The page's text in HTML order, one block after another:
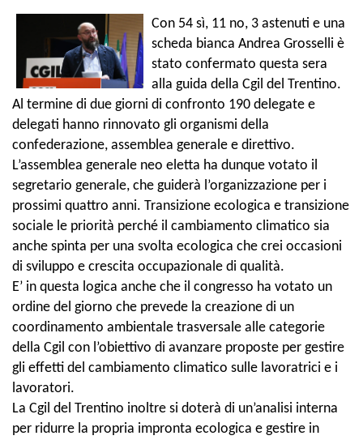
Con 54 sì, 11 no, 3 astenuti e una
scheda bianca Andrea Grosselli è
stato confermato questa sera
alla guida della Cgil del Trentino.
Al termine di due giorni di confronto 190 delegate e
delegati hanno rinnovato gli organismi della
confederazione, assemblea generale e direttivo.
L’assemblea generale neo eletta ha dunque votato il
segretario generale, che guiderà l’organizzazione per i
prossimi quattro anni. Transizione ecologica e transizione
sociale le priorità perché il cambiamento climatico sia
anche spinta per una svolta ecologica che crei occasioni
di sviluppo e crescita occupazionale di qualità.
E’ in questa logica anche che il congresso ha votato un
ordine del giorno che prevede la creazione di un
coordinamento ambientale trasversale alle categorie
della Cgil con l’obiettivo di avanzare proposte per gestire
gli effetti del cambiamento climatico sulle lavoratrici e i
lavoratori.
La Cgil del Trentino inoltre si doterà di un’analisi interna
per ridurre la propria impronta ecologica e gestire in